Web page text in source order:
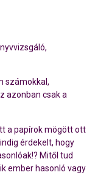
számokkal,
azonban csak a
a papírok mögött ott
érdekelt, hogy
Mitől tud
ember hasonló vagy